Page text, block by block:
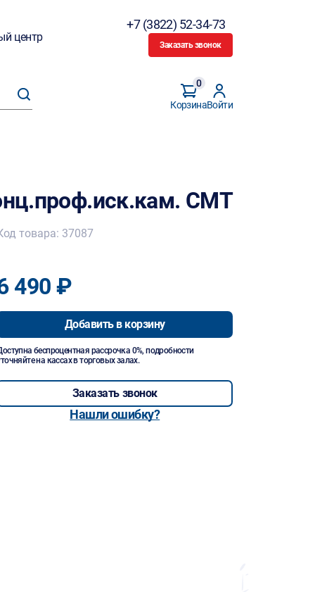
центр
+7 (3822) 52-34-73
Заказать звонок
Корзина
0
Войти
CMT
товара: 37087
490 ₽
Добавить в корзину
беспроцентная рассрочка 0%, подробности
на кассах в торговых залах.
Заказать звонок
Нашли ошибку?